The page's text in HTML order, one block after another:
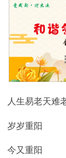
人生易老天难
岁岁重阳
今又重阳